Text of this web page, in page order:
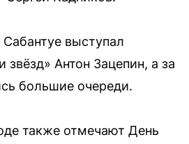
выступал
Антон Зацепин, а за
большие очереди.
также отмечают День